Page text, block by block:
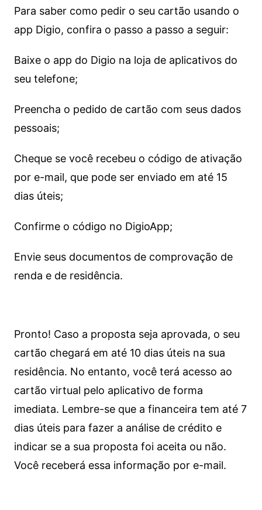
Para saber como pedir o seu cartão usando o
app Digio, confira o passo a passo a seguir:
Baixe o app do Digio na loja de aplicativos do
seu telefone;
Preencha o pedido de cartão com seus dados
pessoais;
Cheque se você recebeu o código de ativação
por e-mail, que pode ser enviado em até 15
dias úteis;
Confirme o código no DigioApp;
Envie seus documentos de comprovação de
renda e de residência.
Pronto! Caso a proposta seja aprovada, o seu
cartão chegará em até 10 dias úteis na sua
residência. No entanto, você terá acesso ao
cartão virtual pelo aplicativo de forma
imediata. Lembre-se que a financeira tem até 7
dias úteis para fazer a análise de crédito e
indicar se a sua proposta foi aceita ou não.
Você receberá essa informação por e-mail.